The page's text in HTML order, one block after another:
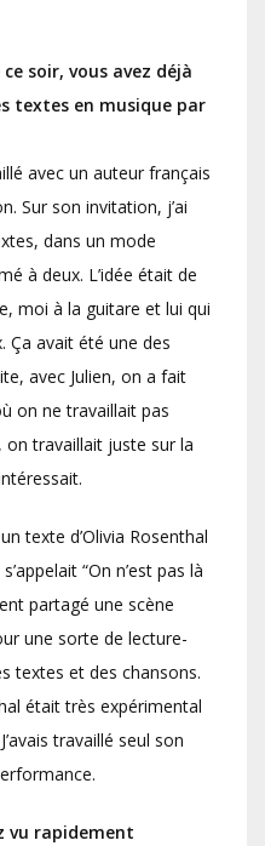
soir, vous avez déjà
textes en musique par
avec un auteur français
Sur son invitation, j’ai
dans un mode
à deux. L’idée était de
moi à la guitare et lui qui
Ça avait été une des
avec Julien, on a fait
on ne travaillait pas
travaillait juste sur la
un texte d’Olivia Rosenthal
“On n’est pas là
partagé une scène
une sorte de lecture-
textes et des chansons.
était très expérimental
travaillé seul son
vu rapidement